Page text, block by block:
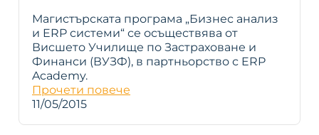
Магистърската програма „Бизнес анализ
и ERP системи“ се осъществява от
Висшето Училище по Застраховане и
Финанси (ВУЗФ), в партньорство с ERP
Academy.
Прочети повече
11/05/2015